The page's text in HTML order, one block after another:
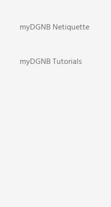
myDGNB Netiquette
myDGNB Tutorials